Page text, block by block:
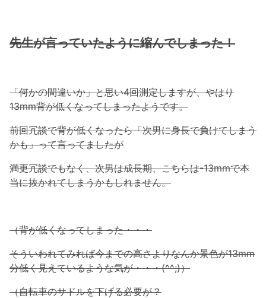
先生が言っていたように縮んでしまった！
「何かの間違いか」と思い4回測定しますが、やはり
13mm背が低くなってしまったようです。
前回冗談で背が低くなったら「次男に身長で負けてしまう
かも」って言ってましたが
満更冗談でもなく、次男は成長期、こちらは-13mmで本
当に抜かれてしまうかもしれません。
（背が低くなってしまった・・・
そういわれてみれば今までの高さよりなんか景色が13mm
分低く見えているような気が・・・(^^;)）
（自転車のサドルを下げる必要が？